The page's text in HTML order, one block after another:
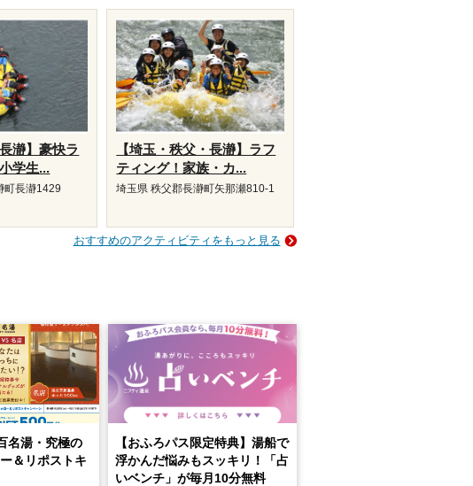
瀞】豪快ラ
学生...
町長瀞1429
【埼玉・秩父・長瀞】ラフ
ティング！家族・カ...
埼玉県 秩父郡長瀞町矢那瀬810-1
おすすめのアクティビティをもっと見る
名湯・究極の
＆リポストキ
【おふろパス限定特典】湯船で
浮かんだ悩みもスッキリ！「占
いベンチ」が毎月10分無料